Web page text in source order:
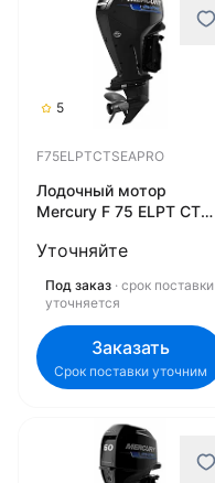
5
F75ELPTCTSEAPRO
Лодочный мотор
Mercury F 75 ELPT CT
F75ELPTCTSEAPRO
Уточняйте
Под заказ · срок поставки
уточняется
Заказать
Срок поставки уточним